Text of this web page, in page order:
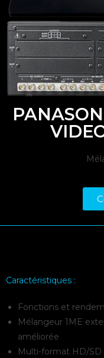
Caractéristiques :
Fonctions et
Mélangeur 1ME
améliorée
Multi-format HD/SD